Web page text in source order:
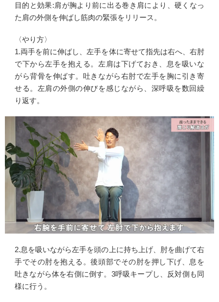
目的と効果:肩が胸より前に出る巻き肩により、硬くなっ
た肩の外側を伸ばし筋肉の緊張をリリース。
〈やり方〉
1.両手を前に伸ばし、左手を体に寄せて指先は右へ、右肘
で下から左手を抱える。左肩は下げておき、息を吸いな
がら背骨を伸ばす。吐きながら右肘で左手を胸に引き寄
せる。左肩の外側の伸びを感じながら、深呼吸を数回繰
り返す。
2.息を吸いながら左手を頭の上に持ち上げ、肘を曲げて右
手でその肘を抱える。後頭部でその肘を押し下げ、息を
吐きながら体を右側に倒す。3呼吸キープし、反対側も同
様に行う。